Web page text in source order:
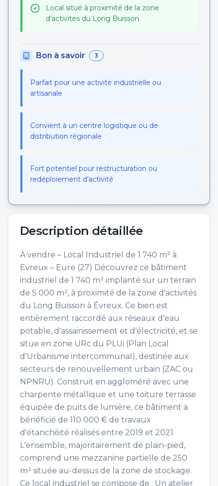
Local situé à proximité de la zone
d’activités du Long Buisson
Bon à savoir 3
Parfait pour une activité industrielle ou
artisanale
Convient à un centre logistique ou de
distribution régionale
Fort potentiel pour restructuration ou
redéploiement d’activité
Description détaillée
À vendre – Local Industriel de 1 740 m² à
Evreux – Eure (27) Découvrez ce bâtiment
industriel de 1 740 m² implanté sur un terrain
de 5 000 m², à proximité de la zone d'activités
du Long Buisson à Évreux. Ce bien est
entièrement raccordé aux réseaux d'eau
potable, d'assainissement et d'électricité, et se
situe en zone URc du PLUi (Plan Local
d'Urbanisme intercommunal), destinée aux
secteurs de renouvellement urbain (ZAC ou
NPNRU). Construit en aggloméré avec une
charpente métallique et une toiture terrasse
équipée de puits de lumière, ce bâtiment a
bénéficié de 110 000 € de travaux
d'étanchéité réalisés entre 2019 et 2021.
L'ensemble, majoritairement de plain-pied,
comprend une mezzanine partielle de 250
m² située au-dessus de la zone de stockage.
Ce local industriel se compose de : Un atelier